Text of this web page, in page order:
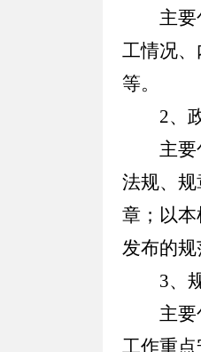
主要包
工情况
等。
2、政
主要包
法规、
章；以
发布的
3、规
主要包
工作重